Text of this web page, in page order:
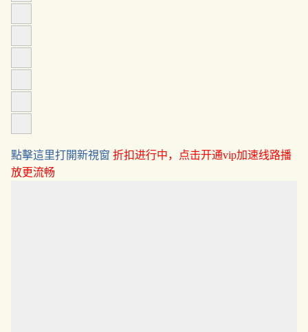
點擊這里打開新視窗 折扣进行中，点击开通vip加速线路播
放更流畅